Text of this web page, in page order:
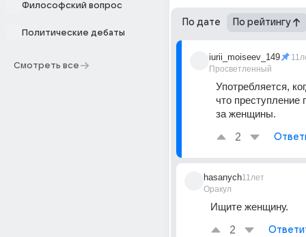
Философский вопрос
Политические дебаты
Смотреть все
По дате По рейтингу
iurii_moiseev_149
Просветленный
Употребляется,
что преступление
за женщины.
2
hasanych
Оракул
11лет
Ищите женщину.
2